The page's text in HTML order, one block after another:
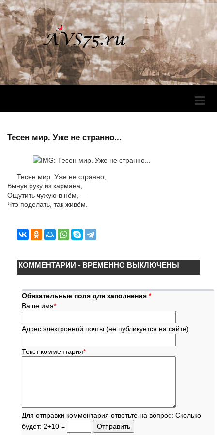
Тесен мир. Уже не странно...
Тесен мир. Уже не странно,
Вынув руку из кармана,
Ощутить чужую в нём, —
Что поделать, так живём.
КОММЕНТАРИИ - ВРЕМЕННО ВЫКЛЮЧЕНЫ
Обязательные поля для заполнения *
Ваше имя*
Адрес электронной почты (не публикуется на сайте)
Текст комментария*
Для отправки комментария ответьте на вопрос: Сколько
будет: 2+10 =